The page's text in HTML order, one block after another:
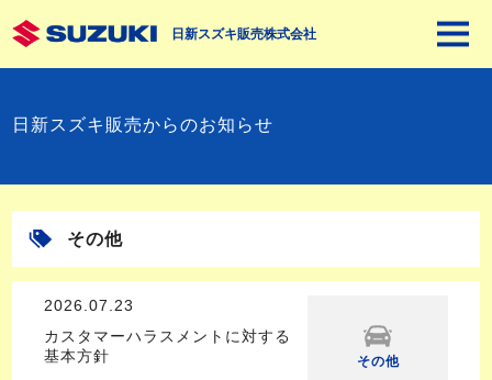
日新スズキ販売株式会社
日新スズキ販売からのお知らせ
その他
2026.07.23
カスタマーハラスメントに対する
基本方針
その他